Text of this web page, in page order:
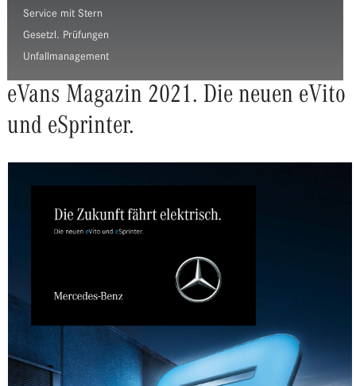
Service mit Stern
Gesetzl. Prüfungen
Unfallmanagement
eVans Magazin 2021. Die neuen eVito
und eSprinter.